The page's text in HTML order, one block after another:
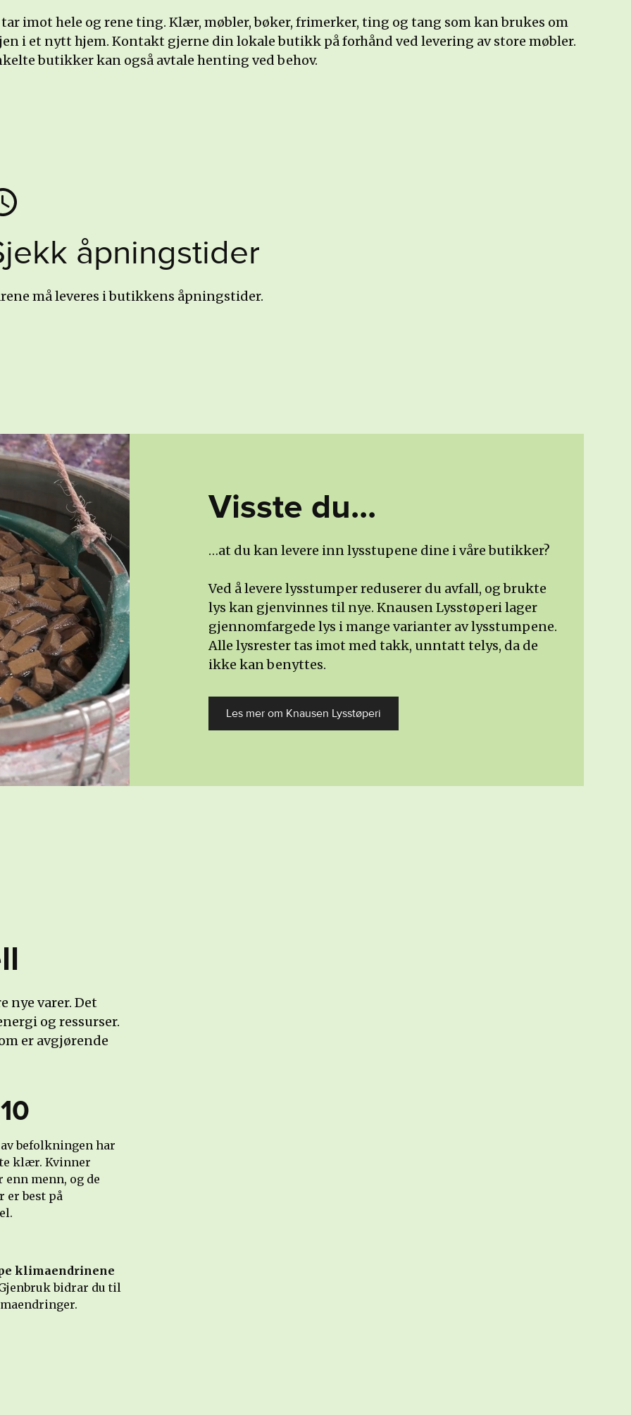
imot hele og rene ting. Klær, møbler, bøker, frimerker, ting og tang som kan brukes om
i et nytt hjem. Kontakt gjerne din lokale butikk på forhånd ved levering av store møbler.
butikker kan også avtale henting ved behov.
åpningstider
må leveres i butikkens åpningstider.
Visste du...
…at du kan levere inn lysstupene dine i våre butikker?
Ved å levere lysstumper reduserer du avfall, og brukte
lys kan gjenvinnes til nye. Knausen Lysstøperi lager
gjennomfargede lys i mange varianter av lysstumpene.
Alle lysrester tas imot med takk, unntatt telys, da de
ikke kan benyttes.
Les mer om Knausen Lysstøperi
nye varer. Det
og ressurser.
er avgjørende
befolkningen har
klær. Kvinner
menn, og de
er best på
klimaendrinene
bidrar du til